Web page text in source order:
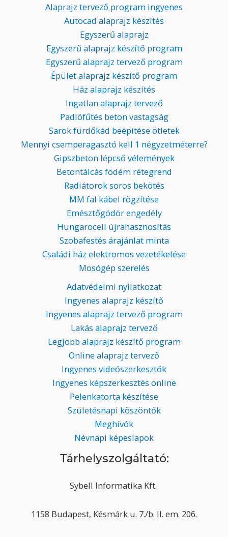
Alaprajz tervező program ingyenes
Autocad alaprajz készítés
Egyszerű alaprajz
Egyszerű alaprajz készítő program
Egyszerű alaprajz tervező program
Épület alaprajz készítő program
Ház alaprajz készítés
Ingatlan alaprajz tervező
Padlófűtés beton vastagság
Sarok fürdőkád beépítése ötletek
Mennyi csemperagasztó kell 1 négyzetméterre?
Gipszbeton lépcső vélemények
Betontálcás födém rétegrend
Radiátorok soros bekötés
MM fal kábel rögzítése
Emésztőgödör engedély
Hungarocell újrahasznosítás
Szobafestés árajánlat minta
Családi ház elektromos vezetékelése
Mosógép szerelés
Adatvédelmi nyilatkozat
Ingyenes alaprajz készítő
Ingyenes alaprajz tervező program
Lakás alaprajz tervező
Legjobb alaprajz készítő program
Online alaprajz tervező
Ingyenes videószerkesztők
Ingyenes képszerkesztés online
Pelenkatorta készítése
Születésnapi köszöntők
Meghívók
Névnapi képeslapok
Tárhelyszolgáltató:
Sybell Informatika Kft.
1158 Budapest, Késmárk u. 7./b. II. em. 206.